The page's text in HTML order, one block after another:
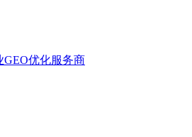
GEO优化服务商